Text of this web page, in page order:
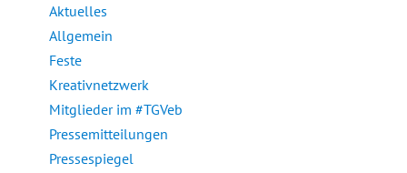
Aktuelles
Allgemein
Feste
Kreativnetzwerk
Mitglieder im #TGVeb
Pressemitteilungen
Pressespiegel